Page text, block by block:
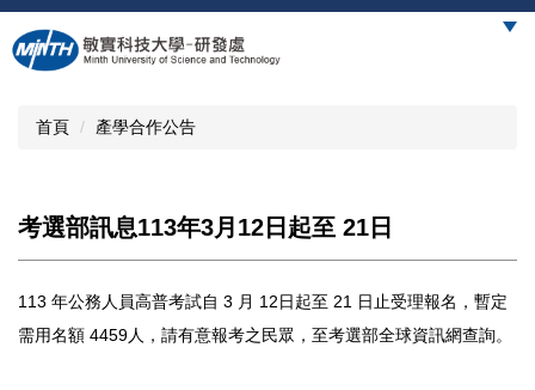
跳
到
主
首頁 產學合作公告
考選部訊息113年3月12日起至 21日
113 年公務人員高普考試自 3 月 12日起至 21 日止受理報名，暫定
需用名額 4459人，請有意報考之民眾，至考選部全球資訊網查詢。